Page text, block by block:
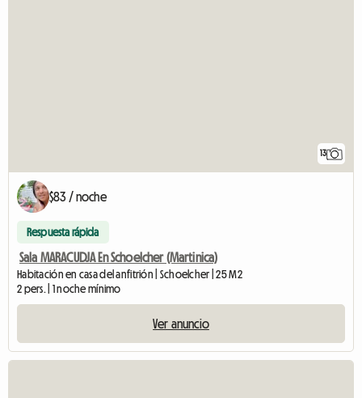
13
$83 / noche
Respuesta rápida
Sala MARACUDJA En Schoelcher (Martinica)
Habitación en casa del anfitrión | Schoelcher | 25 M2
2 pers. | 1 noche mínimo
Ver anuncio